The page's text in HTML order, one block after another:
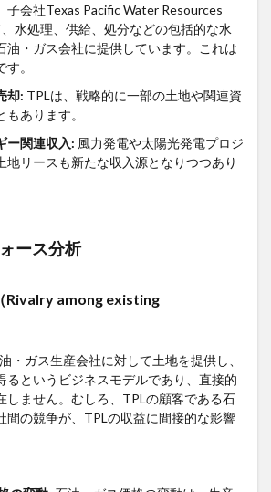
子会社Texas Pacific Water Resources
水処理、供給、処分などの包括的な水
油・ガス会社に提供しています。これは
。
却: TPLは、戦略的に一部の土地や関連資
あります。
ー関連収入: 風力発電や太陽光発電プロジ
地リースも新たな収入源となりつつあり
ース分析
Rivalry among existing
・ガス生産会社に対して土地を提供し、
るというビジネスモデルであり、直接的
しません。むしろ、TPLの顧客である石
間の競争が、TPLの収益に間接的な影響